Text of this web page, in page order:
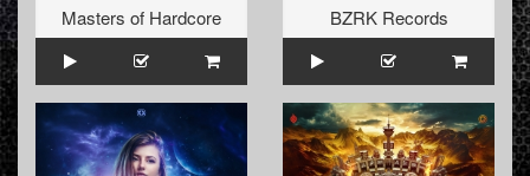
Masters of Hardcore
BZRK Records